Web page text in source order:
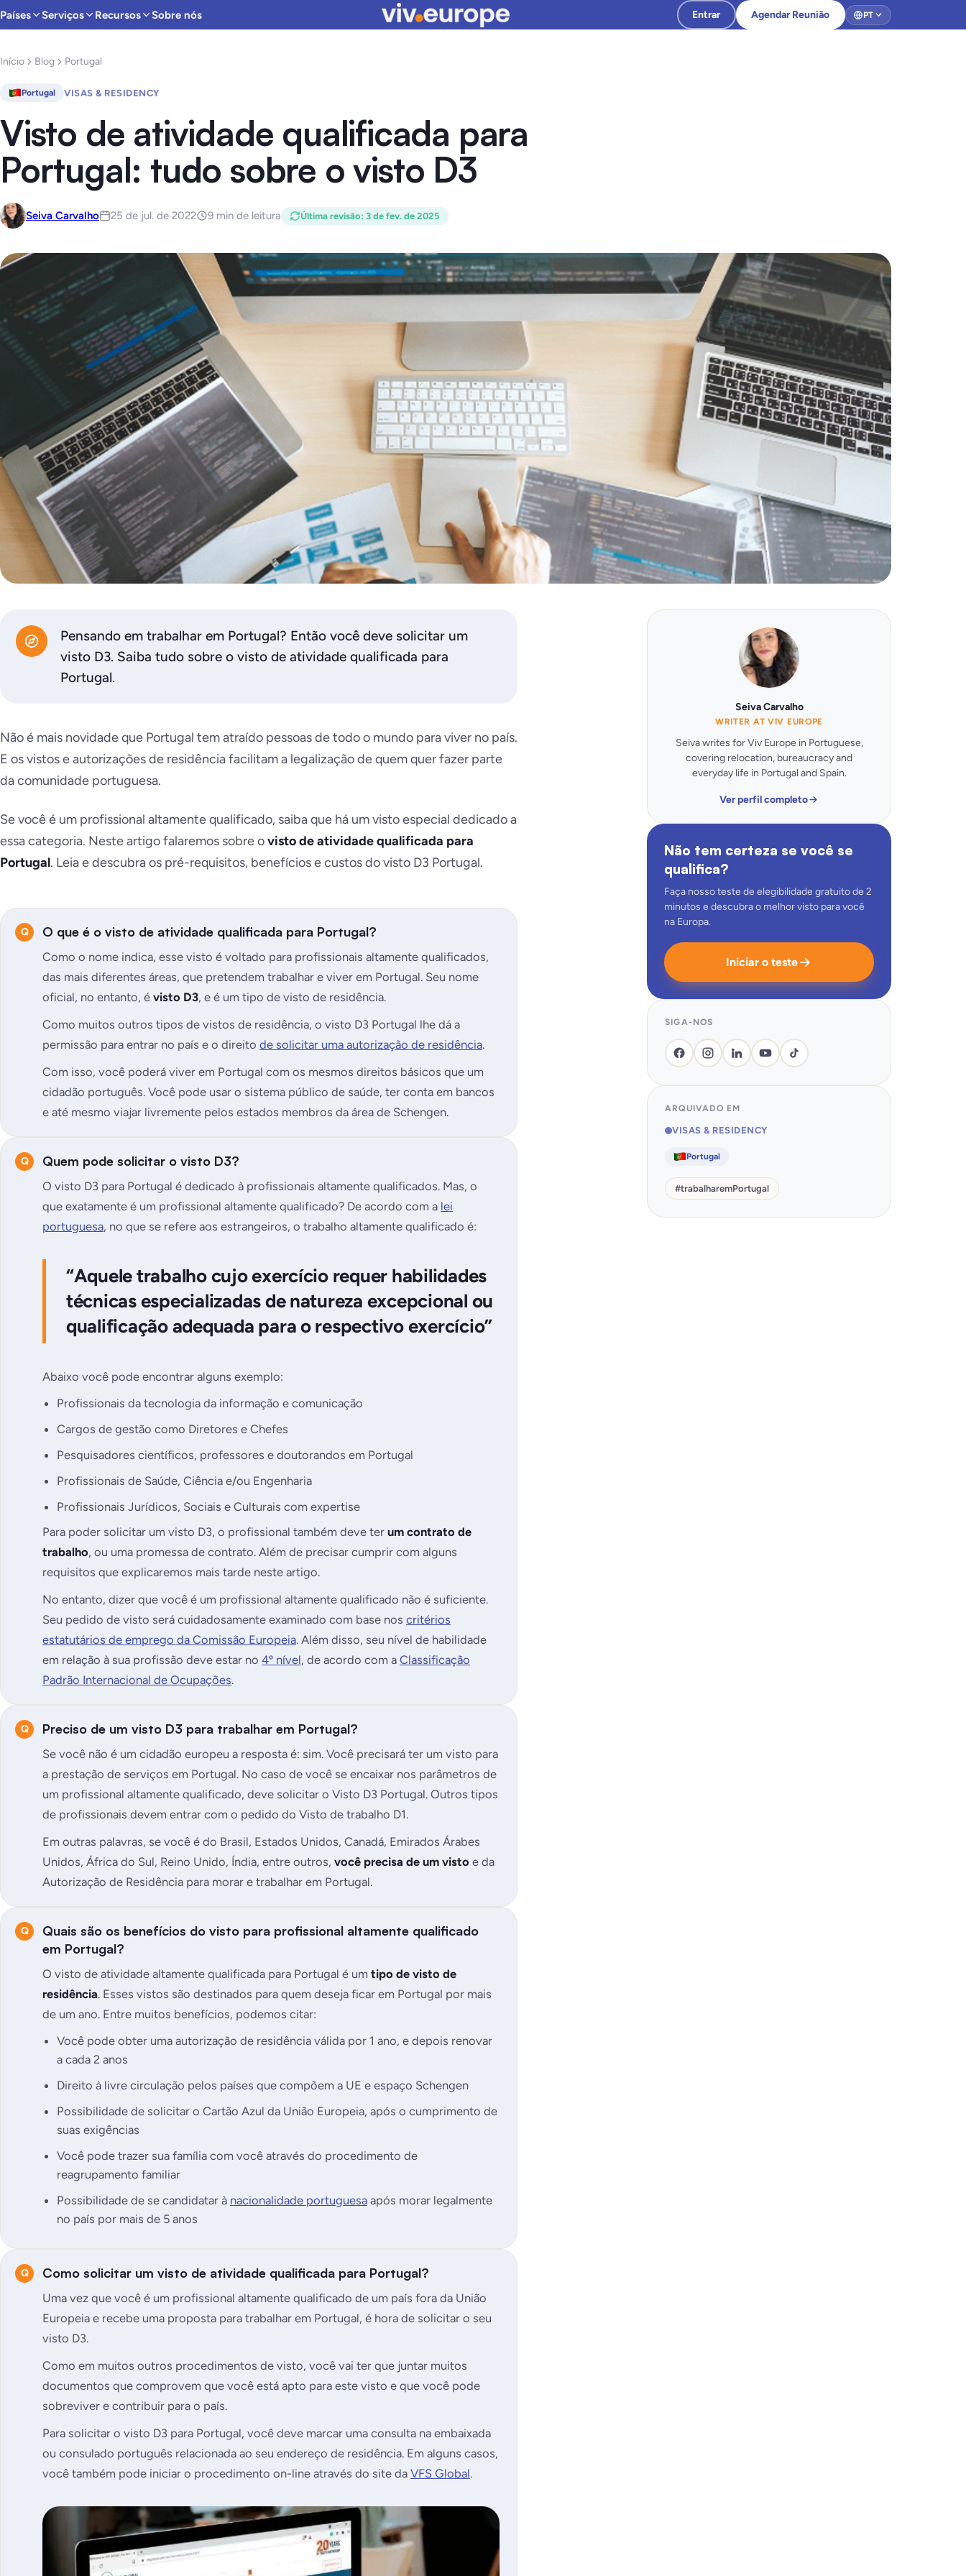
Países Serviços Recursos Sobre nós Entrar Agendar Reunião PT
Início Blog Portugal
Portugal VISAS & RESIDENCY
Visto de atividade qualificada para
Portugal: tudo sobre o visto D3
Seiva Carvalho 25 de jul. de 2022 9 min de leitura Última revisão: 3 de fev. de 2025
Pensando em trabalhar em Portugal? Então você deve solicitar um
visto D3. Saiba tudo sobre o visto de atividade qualificada para
Portugal.
Não é mais novidade que Portugal tem atraído pessoas de todo o mundo para viver no país.
E os vistos e autorizações de residência facilitam a legalização de quem quer fazer parte
da comunidade portuguesa.
Se você é um profissional altamente qualificado, saiba que há um visto especial dedicado a
essa categoria. Neste artigo falaremos sobre ovisto de atividade qualificada para
Portugal. Leia e descubra os pré-requisitos, benefícios e custos do visto D3 Portugal.
O que é o visto de atividade qualificada para Portugal?
Como o nome indica, esse visto é voltado para profissionais altamente qualificados,
das mais diferentes áreas, que pretendem trabalhar e viver em Portugal. Seu nome
oficial, no entanto, é visto D3, e é um tipo de visto de residência.
Como muitos outros tipos de vistos de residência, o visto D3 Portugal lhe dá a
permissão para entrar no país e o direito de solicitar uma autorização de residência.
Com isso, você poderá viver em Portugal com os mesmos direitos básicos que um
cidadão português. Você pode usar o sistema público de saúde, ter conta em bancos
e até mesmo viajar livremente pelos estados membros da área de Schengen.
Quem pode solicitar o visto D3?
O visto D3 para Portugal é dedicado à profissionais altamente qualificados. Mas, o
que exatamente é um profissional altamente qualificado? De acordo com a lei
portuguesa, no que se refere aos estrangeiros, o trabalho altamente qualificado é:
“Aquele trabalho cujo exercício requer habilidades
técnicas especializadas de natureza excepcional ou
qualificação adequada para o respectivo exercício”
Abaixo você pode encontrar alguns exemplo:
Profissionais da tecnologia da informação e comunicação
Cargos de gestão como Diretores e Chefes
Pesquisadores científicos, professores e doutorandos em Portugal
Profissionais de Saúde, Ciência e/ou Engenharia
Profissionais Jurídicos, Sociais e Culturais com expertise
Para poder solicitar um visto D3, o profissional também deve ter um contrato de
trabalho, ou uma promessa de contrato. Além de precisar cumprir com alguns
requisitos que explicaremos mais tarde neste artigo.
No entanto, dizer que você é um profissional altamente qualificado não é suficiente.
Seu pedido de visto será cuidadosamente examinado com base nos critérios
estatutários de emprego da Comissão Europeia. Além disso, seu nível de habilidade
em relação à sua profissão deve estar no 4º nível, de acordo com a Classificação
Padrão Internacional de Ocupações.
Preciso de um visto D3 para trabalhar em Portugal?
Se você não é um cidadão europeu a resposta é: sim. Você precisará ter um visto para
a prestação de serviços em Portugal. No caso de você se encaixar nos parâmetros de
um profissional altamente qualificado, deve solicitar o Visto D3 Portugal. Outros tipos
de profissionais devem entrar com o pedido do Visto de trabalho D1.
Em outras palavras, se você é do Brasil, Estados Unidos, Canadá, Emirados Árabes
Unidos, África do Sul, Reino Unido, Índia, entre outros, você precisa de um visto e da
Autorização de Residência para morar e trabalhar em Portugal.
Quais são os benefícios do visto para profissional altamente qualificado
em Portugal?
O visto de atividade altamente qualificada para Portugal é um tipo de visto de
residência. Esses vistos são destinados para quem deseja ficar em Portugal por mais
de um ano. Entre muitos benefícios, podemos citar:
Você pode obter uma autorização de residência válida por 1 ano, e depois renovar
a cada 2 anos
Direito à livre circulação pelos países que compõem a UE e espaço Schengen
Possibilidade de solicitar o Cartão Azul da União Europeia, após o cumprimento de
suas exigências
Você pode trazer sua família com você através do procedimento de
reagrupamento familiar
Possibilidade de se candidatar à nacionalidade portuguesa após morar legalmente
no país por mais de 5 anos
Como solicitar um visto de atividade qualificada para Portugal?
Uma vez que você é um profissional altamente qualificado de um país fora da União
Europeia e recebe uma proposta para trabalhar em Portugal, é hora de solicitar o seu
visto D3.
Como em muitos outros procedimentos de visto, você vai ter que juntar muitos
documentos que comprovem que você está apto para este visto e que você pode
sobreviver e contribuir para o país.
Para solicitar o visto D3 para Portugal, você deve marcar uma consulta na embaixada
ou consulado português relacionada ao seu endereço de residência. Em alguns casos,
você também pode iniciar o procedimento on-line através do site da VFS Global.
Seiva Carvalho
WRITER AT VIV EUROPE
Seiva writes for Viv Europe in Portuguese,
covering relocation, bureaucracy and
everyday life in Portugal and Spain.
Ver perfil completo
Não tem certeza se você se
qualifica?
Faça nosso teste de elegibilidade gratuito de 2
minutos e descubra o melhor visto para você
na Europa.
Iniciar o teste
SIGA-NOS
ARQUIVADO EM
VISAS & RESIDENCY
Portugal
#trabalharemPortugal